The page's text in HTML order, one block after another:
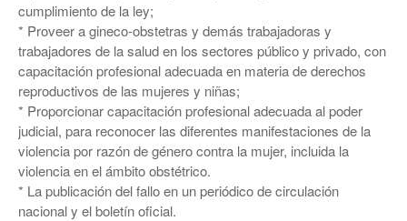
cumplimiento de la ley;
* Proveer a gineco-obstetras y demás trabajadoras y
trabajadores de la salud en los sectores público y privado, con
capacitación profesional adecuada en materia de derechos
reproductivos de las mujeres y niñas;
* Proporcionar capacitación profesional adecuada al poder
judicial, para reconocer las diferentes manifestaciones de la
violencia por razón de género contra la mujer, incluida la
violencia en el ámbito obstétrico.
* La publicación del fallo en un periódico de circulación
nacional y el boletín oficial.